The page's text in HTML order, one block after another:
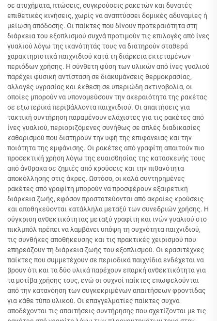
σε ατυχήματα, πτώσεις, συγκρούσεις ρακετών και δυνατές
επιθετικές κινήσεις, χωρίς να αναπτύσσει δομικές αδυναμίες ή
μείωση απόδοσης. Οι παίκτες που δίνουν προτεραιότητα στη
διάρκεια του εξοπλισμού συχνά προτιμούν τις επιλογές από ίνες
γυαλιού λόγω της ικανότητάς τους να διατηρούν σταθερά
χαρακτηριστικά παιχνιδιού κατά τη διάρκεια εκτεταμένων
περιόδων χρήσης. Η σύνθετη φύση των υλικών από ίνες γυαλιού
παρέχει φυσική αντίσταση σε διακυμάνσεις θερμοκρασίας,
αλλαγές υγρασίας και έκθεση σε υπεριώδη ακτινοβολία, οι
οποίες μπορούν να υπονομεύσουν την ακεραιότητα της ρακέτας
σε εξωτερικά περιβάλλοντα παιχνιδιού. Οι απαιτήσεις για
τακτική συντήρηση παραμένουν ελάχιστες για τις ρακέτες από
ίνες γυαλιού, περιοριζόμενες συνήθως σε απλές διαδικασίες
καθαρισμού που διατηρούν την υφή της επιφάνειας και την
ποιότητα της εμφάνισης. Οι ρακέτες από γραφίτη απαιτούν πιο
προσεκτική χρήση λόγω της ευαισθησίας της κατασκευής τους
από άνθρακα σε ζημιές από κρούσεις και την πιθανότητα
αποκόλλησης στις άκρες. Ωστόσο, οι καλά συντηρημένες
ρακέτες από γραφίτη μπορούν να προσφέρουν εξαιρετική
διάρκεια ζωής, εφόσον προστατεύονται από ακραίες κρούσεις
και αποθηκεύονται κατάλληλα μεταξύ των συνεδριών χρήσης. Η
σύγκριση ανθεκτικότητας μεταξύ γραφίτη και ινών γυαλιού στο
πικλμπόλ πρέπει να λαμβάνει υπόψη τη συχνότητα παιχνιδιού,
τις συνθήκες αποθήκευσης και τις πρακτικές χειρισμού που
επηρεάζουν τη διάρκεια ζωής του εξοπλισμού. Οι ερασιτέχνες
παίκτες που συμμετέχουν σε περιοδικά παιχνίδια ενδέχεται να
βρουν ότι και τα δύο υλικά παρέχουν επαρκή ανθεκτικότητα για
τα μοτίβα χρήσης τους, ενώ οι συχνοί παίκτες επωφελούνται
από την κατανόηση των συγκεκριμένων απαιτήσεων φροντίδας
για κάθε τύπο υλικού. Οι επαγγελματίες παίκτες συχνά
αποδέχονται τις απαιτήσεις συντήρησης που σχετίζονται με τις